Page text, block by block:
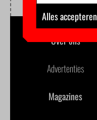
Over ons
Advertenties
Magazines
Alles accepteren